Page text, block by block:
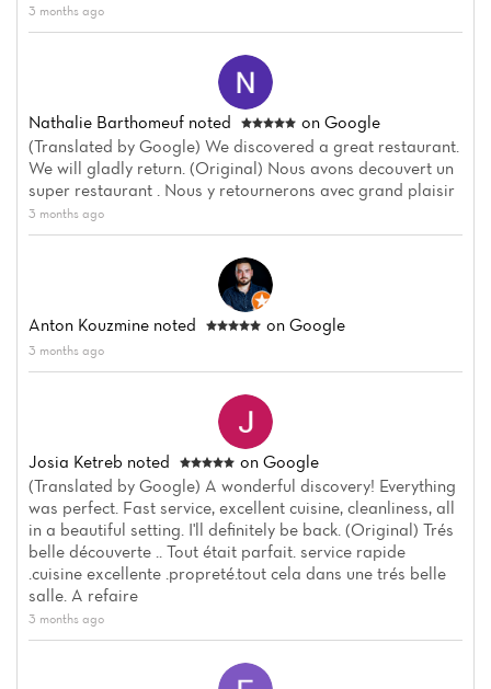
3 months ago
Nathalie Barthomeuf noted
on Google
(Translated by Google) We discovered a great restaurant.
We will gladly return. (Original) Nous avons decouvert un
super restaurant . Nous y retournerons avec grand plaisir
3 months ago
Anton Kouzmine noted on Google
3 months ago
Josia Ketreb noted
on Google
(Translated by Google) A wonderful discovery! Everything
was perfect. Fast service, excellent cuisine, cleanliness, all
in a beautiful setting. I'll definitely be back. (Original) Trés
belle découverte .. Tout était parfait. service rapide
.cuisine excellente .propreté.tout cela dans une trés belle
salle. A refaire
3 months ago
Home
News
Menu
Reviews